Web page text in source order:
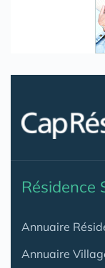
Résidence
Annuaire
Annuaire